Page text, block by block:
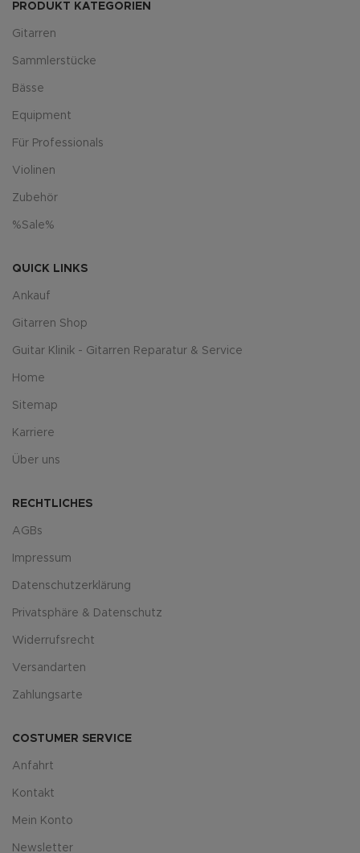
PRODUKT KATEGORIEN
Gitarren
Sammlerstücke
Bässe
Equipment
Für Professionals
Violinen
Zubehör
%Sale%
QUICK LINKS
Ankauf
Gitarren Shop
Guitar Klinik - Gitarren Reparatur & Service
Home
Sitemap
Karriere
Über uns
RECHTLICHES
AGBs
Impressum
Datenschutzerklärung
Privatsphäre & Datenschutz
Widerrufsrecht
Versandarten
Zahlungsarte
COSTUMER SERVICE
Anfahrt
Kontakt
Mein Konto
Newsletter